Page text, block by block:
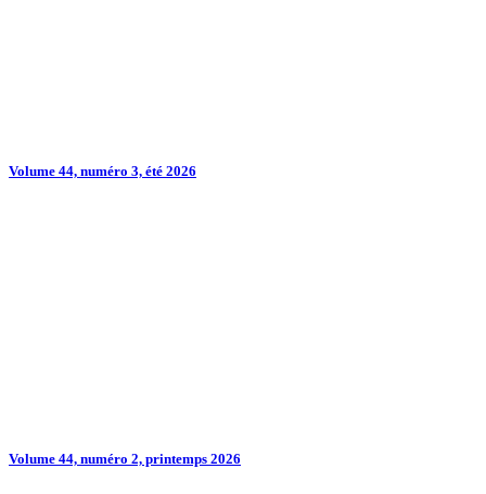
Volume 44, numéro 3, été 2026
Volume 44, numéro 2, printemps 2026